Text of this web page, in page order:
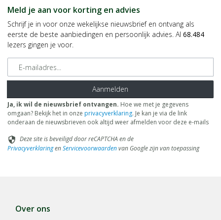
Meld je aan voor korting en advies
Schrijf je in voor onze wekelijkse nieuwsbrief en ontvang als
eerste de beste aanbiedingen en persoonlijk advies. Al 68.484
lezers gingen je voor.
E-mailadres
Aanmelden
Ja, ik wil de nieuwsbrief ontvangen. Hoe we met je gegevens
omgaan? Bekijk het in onze privacyverklaring. Je kan je via de link
onderaan de nieuwsbrieven ook altijd weer afmelden voor deze e-mails
security Deze site is beveiligd door reCAPTCHA en de
PrivacyverklaringenServicevoorwaardenvan Google zijn van toepassing
Over ons